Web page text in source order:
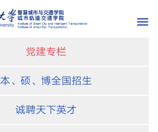
党建专栏
本、硕、博全国招生
诚聘天下英才